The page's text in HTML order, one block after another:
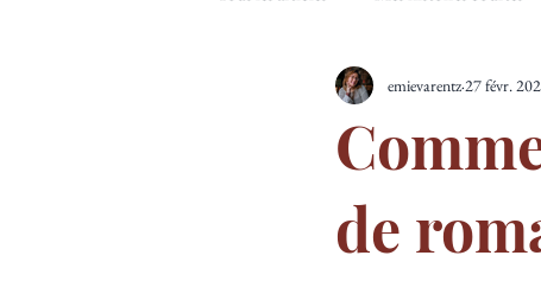
Inspirations et analyses littéraire
de
emievarentz 27 févr.